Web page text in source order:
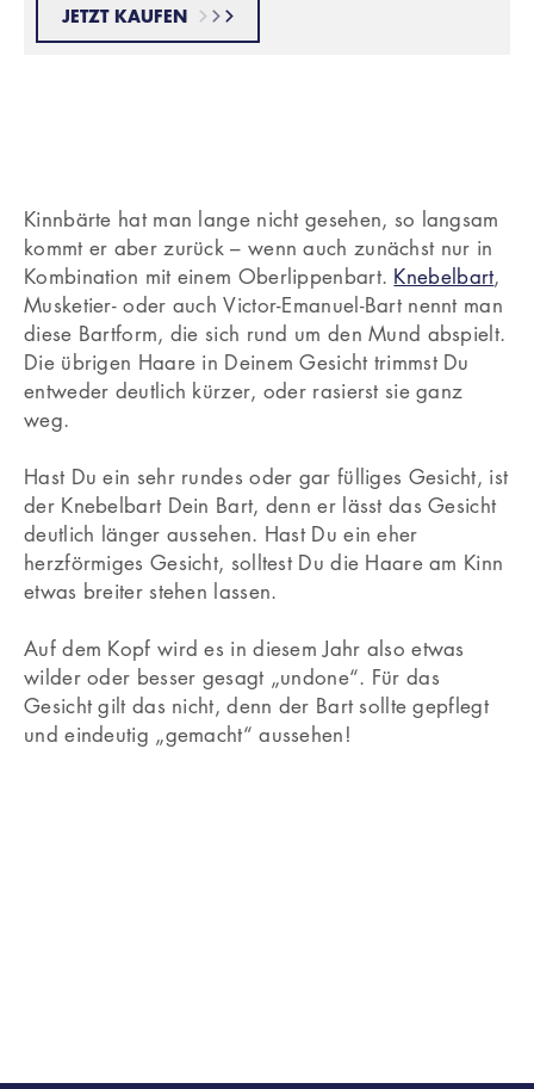
JETZT KAUFEN
Kinnbärte hat man lange nicht gesehen, so langsam
kommt er aber zurück – wenn auch zunächst nur in
Kombination mit einem Oberlippenbart. Knebelbart,
Musketier- oder auch Victor-Emanuel-Bart nennt man
diese Bartform, die sich rund um den Mund abspielt.
Die übrigen Haare in Deinem Gesicht trimmst Du
entweder deutlich kürzer, oder rasierst sie ganz
weg.
Hast Du ein sehr rundes oder gar fülliges Gesicht, ist
der Knebelbart Dein Bart, denn er lässt das Gesicht
deutlich länger aussehen. Hast Du ein eher
herzförmiges Gesicht, solltest Du die Haare am Kinn
etwas breiter stehen lassen.
Auf dem Kopf wird es in diesem Jahr also etwas
wilder oder besser gesagt „undone“. Für das
Gesicht gilt das nicht, denn der Bart sollte gepflegt
und eindeutig „gemacht“ aussehen!